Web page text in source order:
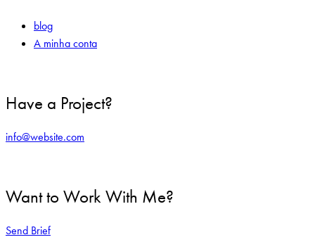
blog
A minha conta
Have a Project?
info@website.com
Want to Work With Me?
Send Brief